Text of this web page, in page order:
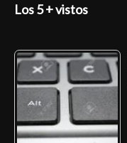
Los 5 + vistos